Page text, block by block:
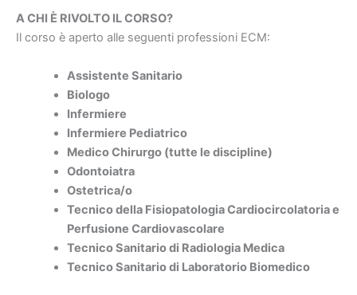
A CHI È RIVOLTO IL CORSO?
Il corso è aperto alle seguenti professioni ECM:
Assistente Sanitario
Biologo
Infermiere
Infermiere Pediatrico
Medico Chirurgo (tutte le discipline)
Odontoiatra
Ostetrica/o
Tecnico della Fisiopatologia Cardiocircolatoria e
Perfusione Cardiovascolare
Tecnico Sanitario di Radiologia Medica
Tecnico Sanitario di Laboratorio Biomedico